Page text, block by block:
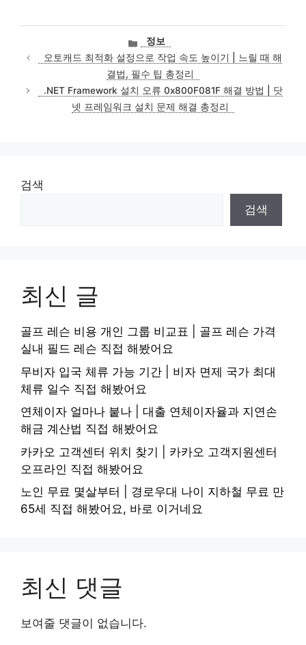
카
테
고
리
정보
오토캐드 최적화 설정으로 작업 속도 높이기 | 느릴 때 해
결법, 필수 팁 총정리
.NET Framework 설치 오류 0x800F081F 해결 방법 | 닷
넷 프레임워크 설치 문제 해결 총정리
검색
검색
최신 글
골프 레슨 비용 개인 그룹 비교표 | 골프 레슨 가격
실내 필드 레슨 직접 해봤어요
무비자 입국 체류 가능 기간 | 비자 면제 국가 최대
체류 일수 직접 해봤어요
연체이자 얼마나 붙나 | 대출 연체이자율과 지연손
해금 계산법 직접 해봤어요
카카오 고객센터 위치 찾기 | 카카오 고객지원센터
오프라인 직접 해봤어요
노인 무료 몇살부터 | 경로우대 나이 지하철 무료 만
65세 직접 해봤어요, 바로 이거네요
최신 댓글
보여줄 댓글이 없습니다.